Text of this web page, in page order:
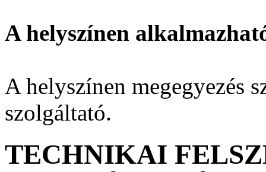
A helyszínen
A helyszínen megegyezés
szolgáltató.
TECHNIKAI